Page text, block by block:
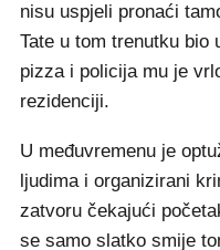
nisu uspjeli pronaći
Tate u tom trenutku bio
pizza i policija mu je
rezidenciji.
U međuvremenu je
ljudima i organizirani
zatvoru čekajući
se samo slatko smije